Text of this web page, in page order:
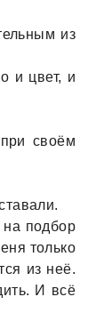
из
и цвет, и
своём
нa подбор
только
из неё.
И всё